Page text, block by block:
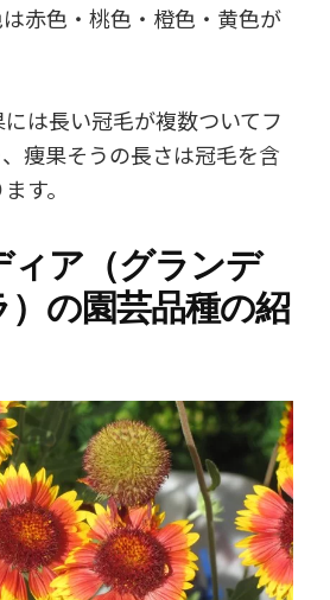
赤色・桃色・橙色・黄色が
は長い冠毛が複数ついてフ
痩果そうの長さは冠毛を含
す。
ィア（グランデ
）の園芸品種の紹